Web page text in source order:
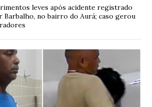
leves após acidente registrado
Barbalho, no bairro do Aurá; caso gerou